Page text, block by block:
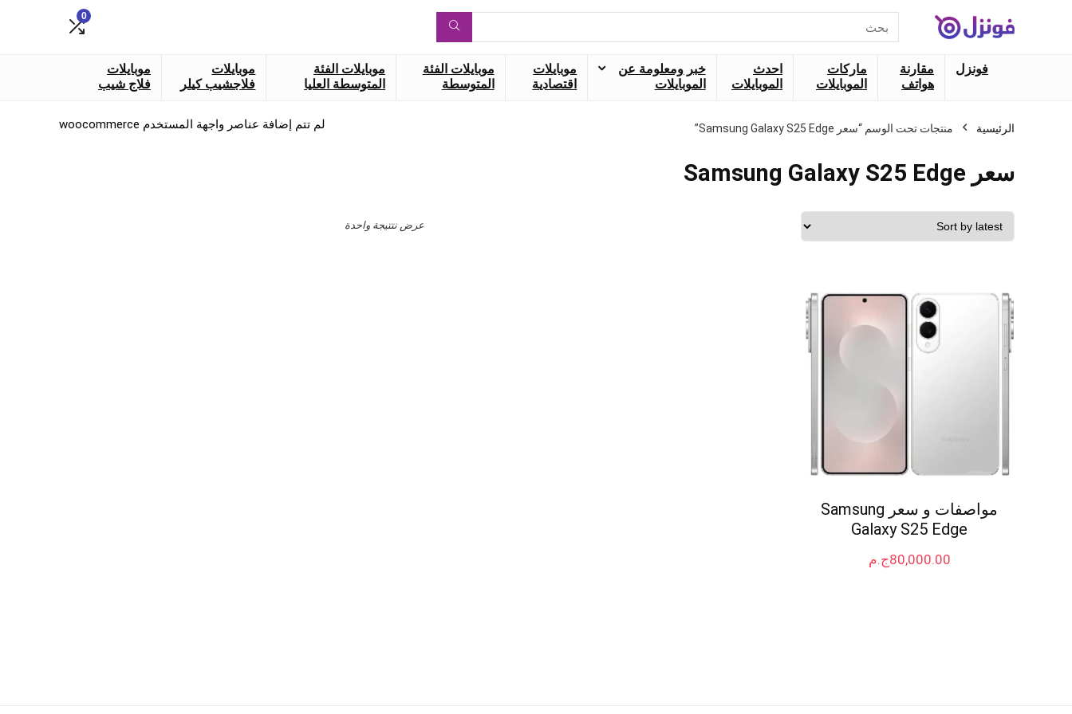
عن:
0
فونزل
مقارنة
هواتف
ماركات
الموبايلات
احدث
الموبايلات
خبر ومعلومة عن
الموبايلات
موبايلات
اقتصادية
موبايلات الفئة
المتوسطة
موبايلات الفئة
المتوسطة العليا
موبايلات
فلاجشيب كيلر
موبايلات
فلاج شيب
الرئيسية منتجات تحت الوسم “سعر Samsung Galaxy S25 Edge”
سعر Samsung Galaxy S25 Edge
عرض نتتيجة واحدة
مواصفات و سعر Samsung
Galaxy S25 Edge
ج.م80,000.00
لم تتم إضافة عناصر واجهة المستخدم woocommerce